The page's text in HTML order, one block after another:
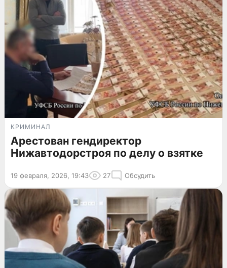
КРИМИНАЛ
Арестован гендиректор
Нижавтодорстроя по делу о взятке
19 февраля, 2026, 19:43 27 Обсудить